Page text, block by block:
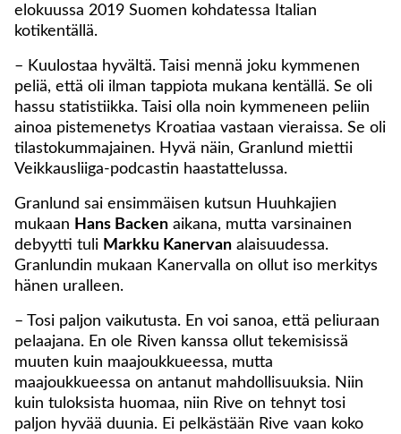
elokuussa 2019 Suomen kohdatessa Italian
kotikentällä.
– Kuulostaa hyvältä. Taisi mennä joku kymmenen
peliä, että oli ilman tappiota mukana kentällä. Se oli
hassu statistiikka. Taisi olla noin kymmeneen peliin
ainoa pistemenetys Kroatiaa vastaan vieraissa. Se oli
tilastokummajainen. Hyvä näin, Granlund miettii
Veikkausliiga-podcastin haastattelussa.
Granlund sai ensimmäisen kutsun Huuhkajien
mukaan Hans Backen aikana, mutta varsinainen
debyytti tuli Markku Kanervan alaisuudessa.
Granlundin mukaan Kanervalla on ollut iso merkitys
hänen uralleen.
– Tosi paljon vaikutusta. En voi sanoa, että peliuraan
pelaajana. En ole Riven kanssa ollut tekemisissä
muuten kuin maajoukkueessa, mutta
maajoukkueessa on antanut mahdollisuuksia. Niin
kuin tuloksista huomaa, niin Rive on tehnyt tosi
paljon hyvää duunia. Ei pelkästään Rive vaan koko